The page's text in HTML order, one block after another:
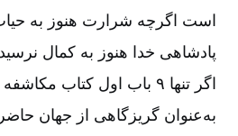
است اگرچه شرارت هنوز به
پادشاهی خدا هنوز به کمال
اگر تنها ۹ باب اول کتاب
به‌‌عنوان گریزگاهی از جهان